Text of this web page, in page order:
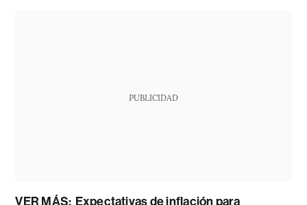
PUBLICIDAD
VER MÁS: Expectativas de inflación para